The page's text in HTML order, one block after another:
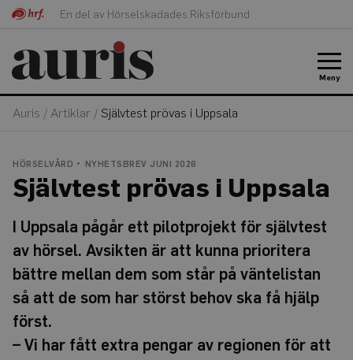
En del av Hörselskadades Riksförbund
Meny
Auris / Artiklar / Självtest prövas i Uppsala
HÖRSELVÅRD NYHETSBREV JUNI 2026
Självtest prövas i Uppsala
I Uppsala pågår ett pilotprojekt för självtest
av hörsel. Avsikten är att kunna prioritera
bättre mellan dem som står på väntelistan
så att de som har störst behov ska få hjälp
först.
– Vi har fått extra pengar av regionen för att